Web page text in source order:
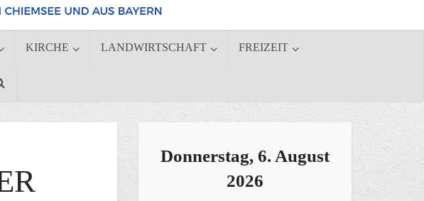
KIRCHE LANDWIRTSCHAFT FREIZEIT
Donnerstag, 6. August
2026